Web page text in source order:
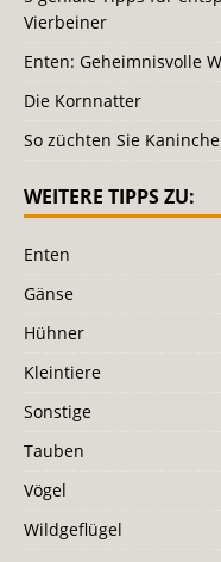
Vierbeiner
Enten: Geheimnisvolle
Die Kornnatter
So züchten Sie
WEITERE TIPPS ZU:
Enten
Gänse
Hühner
Kleintiere
Sonstige
Tauben
Vögel
Wildgeflügel